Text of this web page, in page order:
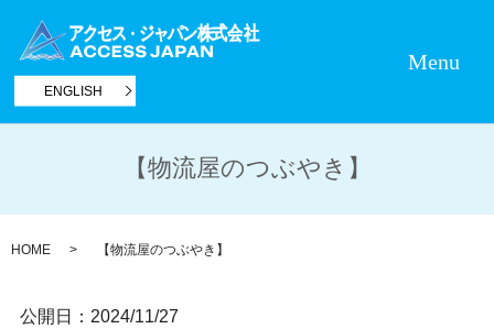
ENGLISH
Menu
【物流屋のつぶやき】
HOME 【物流屋のつぶやき】
公開日： 2024/11/27